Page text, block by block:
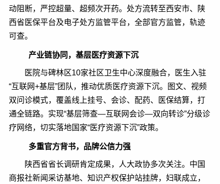
动阻断，严控超量、超频次开药。处方流转至西安市、陕
西省医保平台及电子处方监管平台，全部官方监管，轨迹
可查。
产业链协同，基层医疗资源下沉
医院与碑林区10家社区卫生中心深度融合，医生入驻
“互联网+基层”团队，推动优质医疗资源下沉。图文、视频
双问诊模式，覆盖线上挂号、会诊、配药、医保结算，打
通全链路。实现“基层筛查—互联网会诊—双向转诊”分级诊
疗网络，切实落地国家“医疗资源下沉”政策。
多重官方背书，品牌公信力强
陕西省省长调研肯定成果，人大政协多次关注。中国
商报社新闻采访基地、知识产权保护站挂牌，妇联成立，